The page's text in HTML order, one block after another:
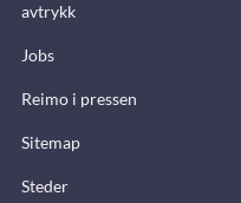
avtrykk
Jobs
Reimo i pressen
Sitemap
Steder